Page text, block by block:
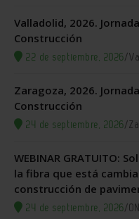
Valladolid, 2026.
Construcción
22 de septiembre, 2026/
Zaragoza, 2026.
Construcción
24 de septiembre, 2026/
WEBINAR GRATUITO:
la fibra que está
construcción de
24 de septiembre, 2026/